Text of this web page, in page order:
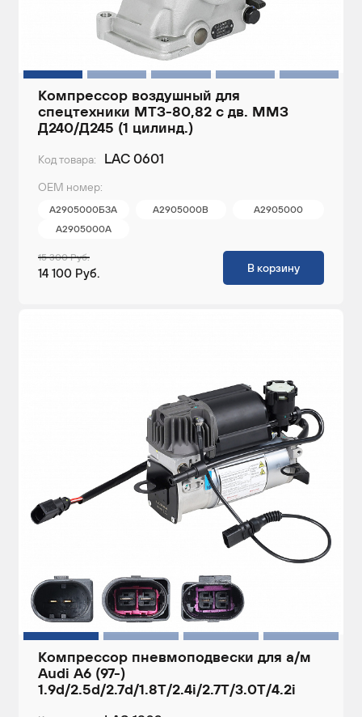
Компрессор воздушный для
спецтехники МТЗ-80,82 с дв. ММЗ
Д240/Д245 (1 цилинд.)
Код товара: LAC 0601
ОЕМ номер:
А2905000БЗА А2905000В
А2905000
А2905000А
15 300 Руб.
14 100 Руб. В корзину
Компрессор пневмоподвески для а/м
Audi A6 (97-)
1.9d/2.5d/2.7d/1.8T/2.4i/2.7T/3.0T/4.2i